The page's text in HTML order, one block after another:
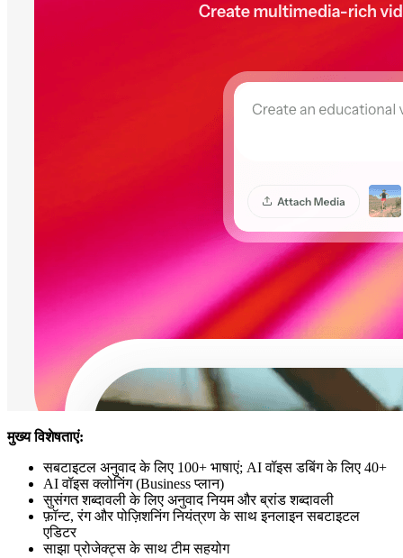
मुख्य विशेषताएं:
सबटाइटल अनुवाद के लिए 100+ भाषाएं; AI वॉइस डबिंग के लिए 40+
AI वॉइस क्लोनिंग (Business प्लान)
सुसंगत शब्दावली के लिए अनुवाद नियम और ब्रांड शब्दावली
फ़ॉन्ट, रंग और पोज़िशनिंग नियंत्रण के साथ इनलाइन सबटाइटल
एडिटर
साझा प्रोजेक्ट्स के साथ टीम सहयोग